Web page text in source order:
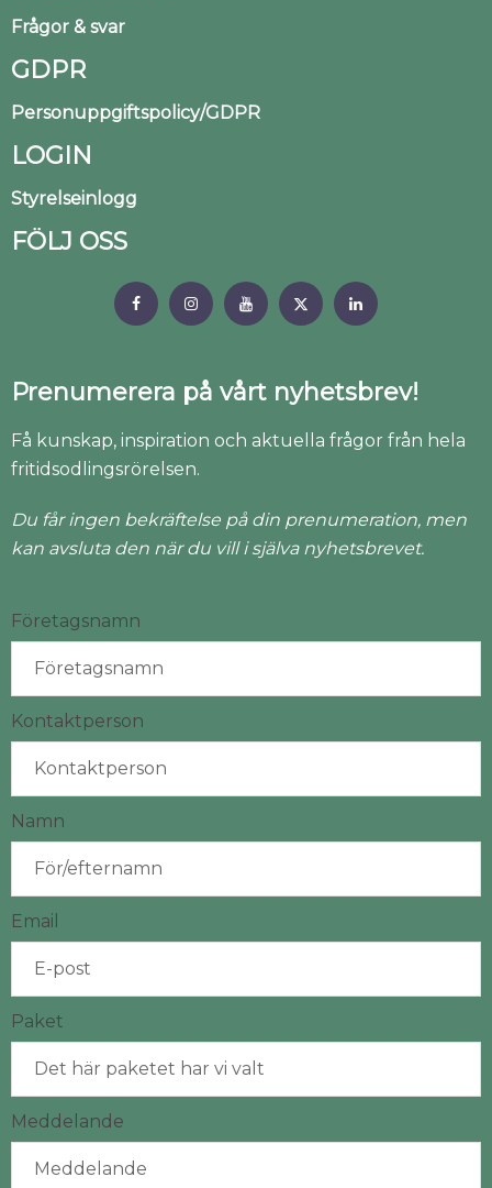
Frågor & svar
GDPR
Personuppgiftspolicy/GDPR
LOGIN
Styrelseinlogg
FÖLJ OSS
Prenumerera på vårt nyhetsbrev!
Få kunskap, inspiration och aktuella frågor från hela
fritidsodlingsrörelsen.
Du får ingen bekräftelse på din prenumeration, men
kan avsluta den när du vill i själva nyhetsbrevet.
Företagsnamn
Kontaktperson
Namn
Email
Paket
Meddelande